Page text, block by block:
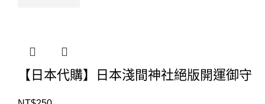
【日本代購】日本淺間神社絕版開運御守